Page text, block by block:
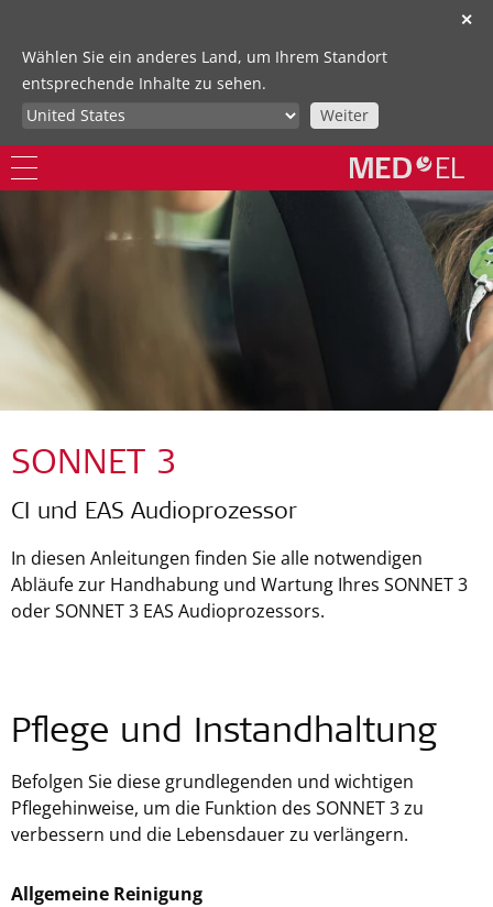
✕
Wählen Sie ein anderes Land, um Ihrem Standort
entsprechende Inhalte zu sehen.
Weiter
SONNET 3
CI und EAS Audioprozessor
In diesen Anleitungen finden Sie alle notwendigen
Abläufe zur Handhabung und Wartung Ihres SONNET 3
oder SONNET 3 EAS Audioprozessors.
Pflege und Instandhaltung
Befolgen Sie diese grundlegenden und wichtigen
Pflegehinweise, um die Funktion des SONNET 3 zu
verbessern und die Lebensdauer zu verlängern.
Allgemeine Reinigung